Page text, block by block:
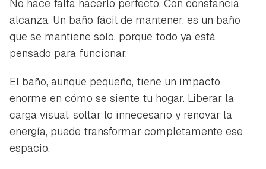
No hace falta hacerlo perfecto. Con constancia
alcanza. Un baño fácil de mantener, es un baño
que se mantiene solo, porque todo ya está
pensado para funcionar.
El baño, aunque pequeño, tiene un impacto
enorme en cómo se siente tu hogar. Liberar la
carga visual, soltar lo innecesario y renovar la
energía, puede transformar completamente ese
espacio.